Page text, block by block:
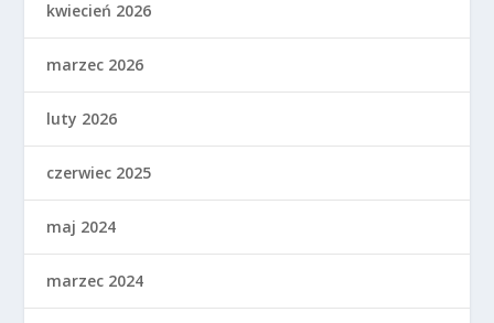
kwiecień 2026
marzec 2026
luty 2026
czerwiec 2025
maj 2024
marzec 2024